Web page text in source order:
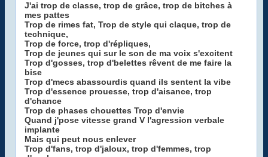
J'ai trop de classe, trop de grâce, trop de bitches à
mes pattes
Trop de rimes fat, Trop de style qui claque, trop de
technique,
Trop de force, trop d'répliques,
Trop de jeunes qui sur le son de ma voix s'excitent
Trop d'gosses, trop d'belettes rêvent de me faire la
bise
Trop d'mecs abassourdis quand ils sentent la vibe
Trop d'essence prouesse, trop d'aisance, trop
d'chance
Trop de phases chouettes Trop d'envie
Quand j'pose vitesse grand V l'agression verbale
implante
Mais qui peut nous enlever
Trop d'fans, trop d'jaloux, trop d'femmes, trop